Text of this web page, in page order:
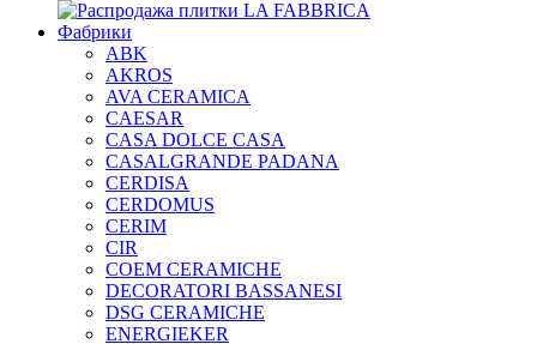
Фабрики
ABK
AKROS
AVA CERAMICA
CAESAR
CASA DOLCE CASA
CASALGRANDE PADANA
CERDISA
CERDOMUS
CERIM
CIR
COEM CERAMICHE
DECORATORI BASSANESI
DSG CERAMICHE
ENERGIEKER